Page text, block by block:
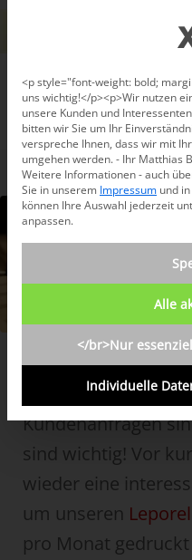
/ News-Blog / Allgemein /
Faltplaner
Kundenanfragen
sind wichtig! Vor
wieder eine
um unseren
pro Monat
<p style="font-weight: bold;
uns wichtig!</p><p>Wir nutzen
unsere Kunden und
bitten wir Sie um Ihr
verspreche Ihnen, dass wir mit
umgehen werden. - Ihr Matthias
Weitere Informationen - auch
Sie in unserem Impressum und
können Ihre Auswahl jederzeit
anpassen.
Alle
</br>Nur
Individuelle